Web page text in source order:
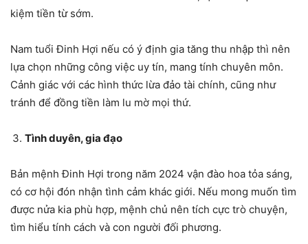
kiệm tiền từ sớm.
Nam tuổi Đinh Hợi nếu có ý định gia tăng thu nhập thì nên
lựa chọn những công việc uy tín, mang tính chuyên môn.
Cảnh giác với các hình thức lừa đảo tài chính, cũng như
tránh để đồng tiền làm lu mờ mọi thứ.
Tình duyên, gia đạo
Bản mệnh Đinh Hợi trong năm 2024 vận đào hoa tỏa sáng,
có cơ hội đón nhận tình cảm khác giới. Nếu mong muốn tìm
được nửa kia phù hợp, mệnh chủ nên tích cực trò chuyện,
tìm hiểu tính cách và con người đối phương.